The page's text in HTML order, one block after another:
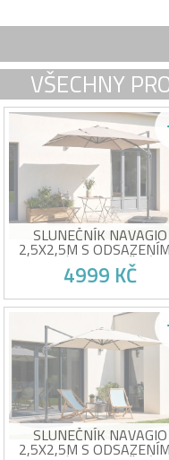
VŠECHNY
SLUNEČNÍK NAVAGIO
2,5X2,5M S
HLINÍKU - OTOČNÝ A
NAKLÁPĚCÍ O 360° -
4999 KČ
Čtvercový konzolový
slunečník 2,5 x 2,5 m
Otočení o 360° pro
nastavení stínění
Barva taupe
Ochranný kryt součástí
Oběť vlastního úspěchu!
SLUNEČNÍK NAVAGIO
2,5X2,5M S